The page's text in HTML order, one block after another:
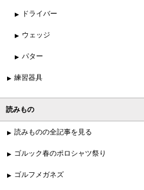
ドライバー
ウェッジ
パター
練習器具
読みもの
読みものの全記事を見る
ゴルック春のポロシャツ祭り
ゴルフメガネズ